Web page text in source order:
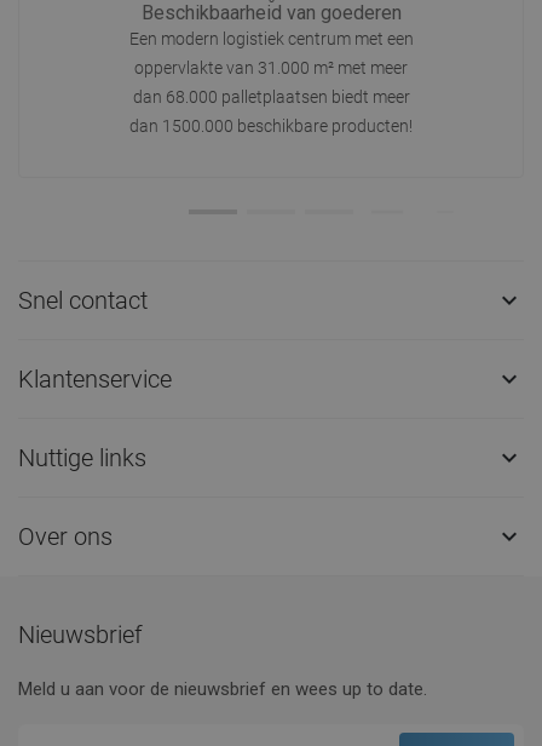
Beschikbaarheid van goederen
Een modern logistiek centrum met een
oppervlakte van 31.000 m² met meer
dan 68.000 palletplaatsen biedt meer
dan 1500.000 beschikbare producten!
Snel contact 
Klantenservice 
Nuttige links 
Over ons 
Nieuwsbrief
Meld u aan voor de nieuwsbrief en wees up to date.